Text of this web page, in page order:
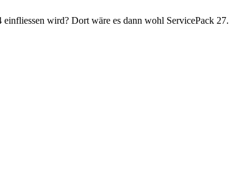
wird? Dort wäre es dann wohl ServicePack 27.